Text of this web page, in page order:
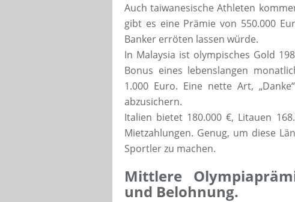
Auch taiwanesische Athleten
gibt es eine Prämie von 550.000
Banker erröten lassen würde.
In Malaysia ist olympisches Gold
Bonus eines lebenslangen
1.000 Euro. Eine nette Art,
abzusichern.
Italien bietet 180.000 €, Litauen
Mietzahlungen. Genug, um diese
Sportler zu machen.
Mittlere
und Belohnung.